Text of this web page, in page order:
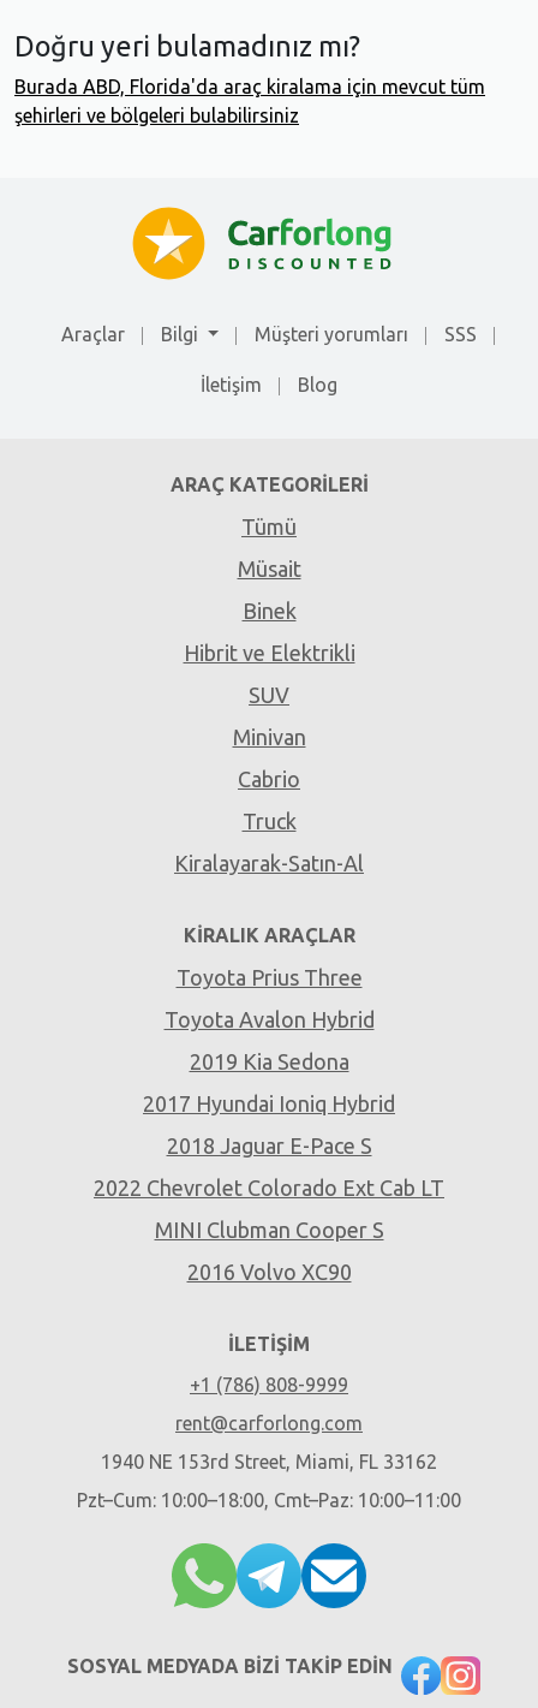
Doğru yeri bulamadınız mı?
Burada ABD, Florida'da araç kiralama için mevcut tüm
şehirleri ve bölgeleri bulabilirsiniz
Araçlar Bilgi Müşteri yorumları SSS
İletişim Blog
ARAÇ KATEGORILERI
Tümü
Müsait
Binek
Hibrit ve Elektrikli
SUV
Minivan
Cabrio
Truck
Kiralayarak-Satın-Al
KIRALIK ARAÇLAR
Toyota Prius Three
Toyota Avalon Hybrid
2019 Kia Sedona
2017 Hyundai Ioniq Hybrid
2018 Jaguar E-Pace S
2022 Chevrolet Colorado Ext Cab LT
MINI Clubman Cooper S
2016 Volvo XC90
İLETIŞIM
+1 (786) 808-9999
rent@carforlong.com
1940 NE 153rd Street, Miami, FL 33162
Pzt–Cum: 10:00–18:00, Cmt–Paz: 10:00–11:00
SOSYAL MEDYADA BIZI TAKIP EDIN